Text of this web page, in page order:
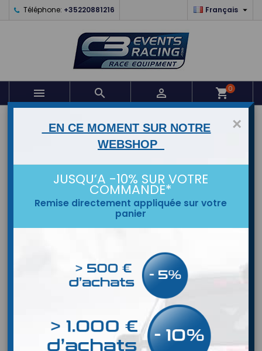
Téléphone: +35220881216 Français 
   shopping_cart0
×
EN CE MOMENT SUR NOTRE
WEBSHOP
JUSQU’A -10% SUR VOTRE
COMMANDE*
Remise directement appliquée sur votre
panier